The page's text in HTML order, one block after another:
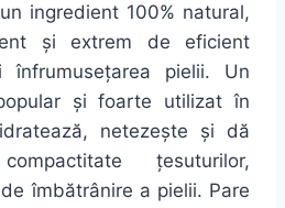
un ingredient 100% natural,
și extrem de eficient
înfrumusețarea pielii. Un
și foarte utilizatîn
, netezește și
dă
țesuturilor,
deîmbătrânire a pielii. Pare